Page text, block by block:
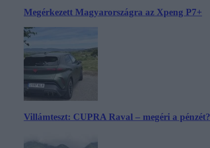
Megérkezett Magyarországra az Xpeng P7+
Villámteszt: CUPRA Raval – megéri a pénzét?